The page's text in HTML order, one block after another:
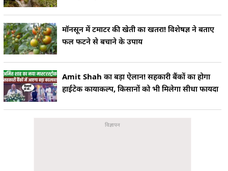
मॉनसून में टमाटर की खेती का खतरा! विशेषज्ञ ने बताए
फल फटने से बचाने के उपाय
Amit Shah का बड़ा ऐलान! सहकारी बैंकों का होगा
हाईटेक कायाकल्प, किसानों को भी मिलेगा सीधा फायदा